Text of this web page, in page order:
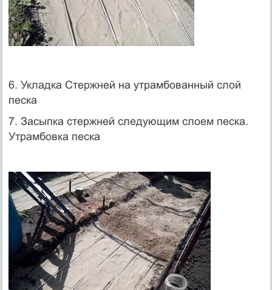
6. Укладка Стержней на утрамбованный слой
песка
7. Засыпка стержней следующим слоем песка.
Утрамбовка песка